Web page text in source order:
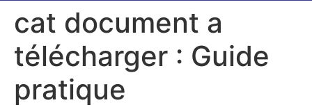
cat document a
télécharger : Guide
pratique